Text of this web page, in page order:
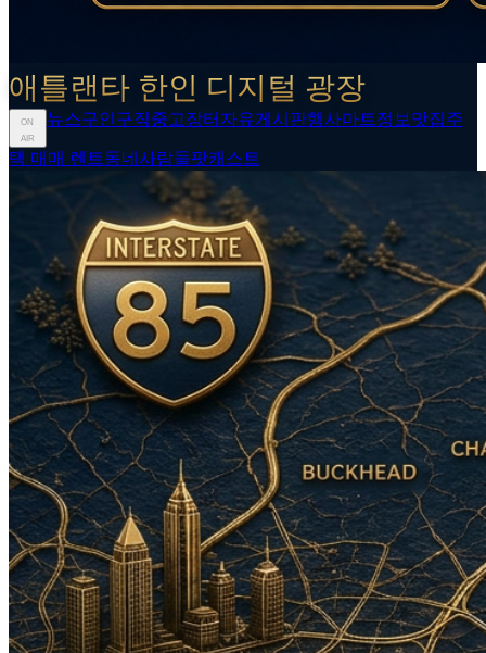
애틀랜타 한인 디지털 광장
ON
AIR
뉴스구인구직중고장터 자유게시판행사마트정보 맛집주
택 매매 렌트동네사람들팟캐스트